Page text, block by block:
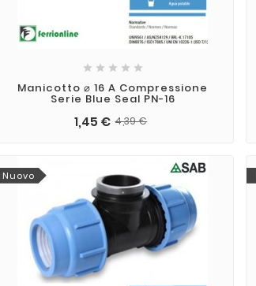
    
Manicotto ⌀ 16 A Compressione
Serie Blue Seal PN-16
1,45 € 4,39 €
Nuovo